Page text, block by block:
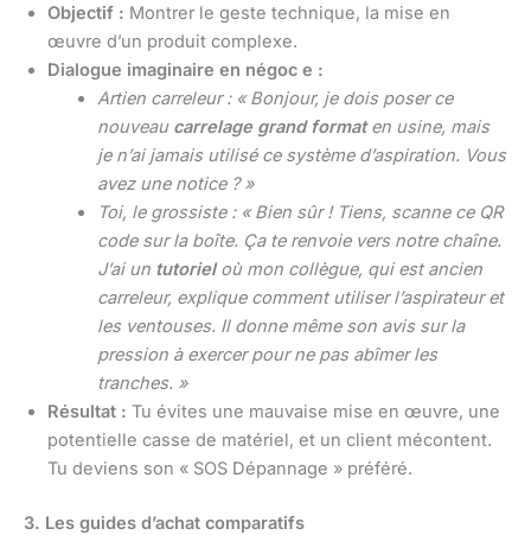
Objectif : Montrer le geste technique, la mise en
œuvre d’un produit complexe.
Dialogue imaginaire en négoc e :
Artien carreleur : « Bonjour, je dois poser ce
nouveau carrelage grand formaten usine, mais
je n’ai jamais utilisé ce système d’aspiration. Vous
avez une notice ? »
Toi, le grossiste : « Bien sûr ! Tiens, scanne ce QR
code sur la boîte. Ça te renvoie vers notre chaîne.
J’ai un tutorieloù mon collègue, qui est ancien
carreleur, explique comment utiliser l’aspirateur et
les ventouses. Il donne même son avis sur la
pression à exercer pour ne pas abîmer les
tranches. »
Résultat : Tu évites une mauvaise mise en œuvre, une
potentielle casse de matériel, et un client mécontent.
Tu deviens son « SOS Dépannage » préféré.
3. Les guides d’achat comparatifs